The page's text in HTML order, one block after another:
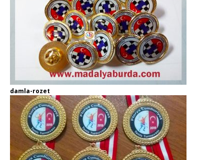
damla-rozet